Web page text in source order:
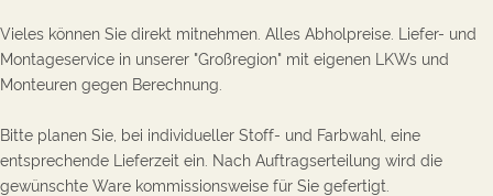
Vieles können Sie direkt mitnehmen. Alles Abholpreise. Liefer- und
Montageservice in unserer "Großregion" mit eigenen LKWs und
Monteuren gegen Berechnung.
Bitte planen Sie, bei individueller Stoff- und Farbwahl, eine
entsprechende Lieferzeit ein. Nach Auftragserteilung wird die
gewünschte Ware kommissionsweise für Sie gefertigt.